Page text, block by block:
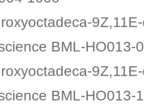
BML-HO013-
BML-HO013-